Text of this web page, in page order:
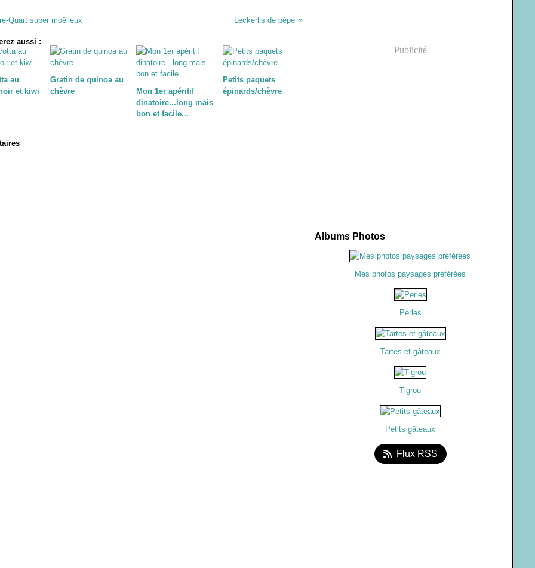
Quart super moëlleux Leckerlis de pépé
aussi :
au
et kiwi
Gratin de quinoa au
chèvre
Mon 1er apéritif
dinatoire...long mais
bon et facile...
Petits paquets
épinards/chèvre
Publicité
Albums Photos
Mes photos paysages préférées
Perles
Tartes et gâteaux
Tigrou
Petits gâteaux
Flux RSS